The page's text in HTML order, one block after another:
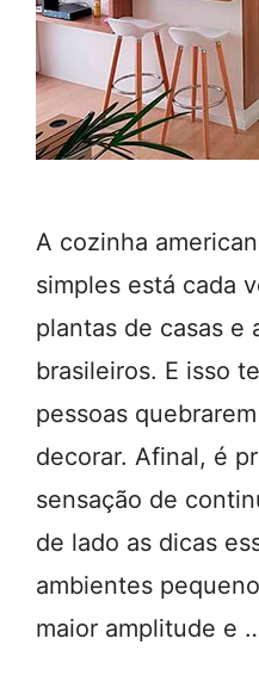
A cozinha
simples está cada
plantas de casas e
brasileiros. E isso
pessoas
decorar. Afinal, é
sensação de
de lado as dicas
ambientes
maior amplitude e